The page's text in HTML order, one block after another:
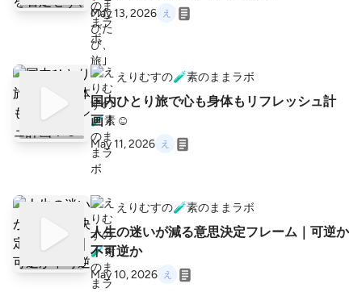
May 13, 2026
えりむすの🧪素のままラボ
国内ひとり旅で心も身体もリフレッシュ計
画！☺️
May 11, 2026
えりむすの🧪素のままラボ
人生の迷いが減る意思決定フレーム｜可逆か
不可逆か
May 10, 2026